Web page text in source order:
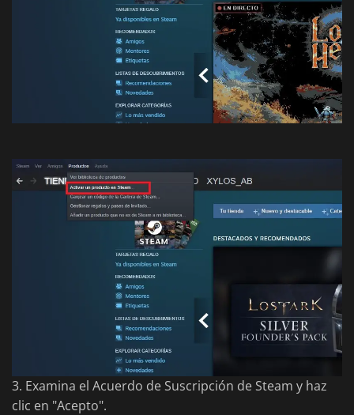
3. Examina el Acuerdo de Suscripción de Steam y haz
clic en "Acepto".